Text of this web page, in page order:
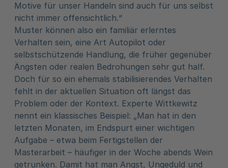
Motive für unser Handeln sind auch für uns selbst
nicht immer offensichtlich.“
Muster können also ein familiär erlerntes
Verhalten sein, eine Art Autopilot oder
selbstschützende Handlung, die früher gegenüber
Ängsten oder realen Bedrohungen sehr gut half.
Doch für so ein ehemals stabilisierendes Verhalten
fehlt in der aktuellen Situation oft längst das
Problem oder der Kontext. Experte Wittkewitz
nennt ein klassisches Beispiel: „Man hat in den
letzten Monaten, im Endspurt einer wichtigen
Aufgabe – etwa beim Fertigstellen der
Masterarbeit – häufiger in der Woche abends Wein
getrunken. Damit hat man Angst, Ungeduld und